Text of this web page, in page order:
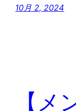
10月 2, 2024
【メ